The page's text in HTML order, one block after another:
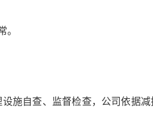
。
施自查、监督检查，公司依据减